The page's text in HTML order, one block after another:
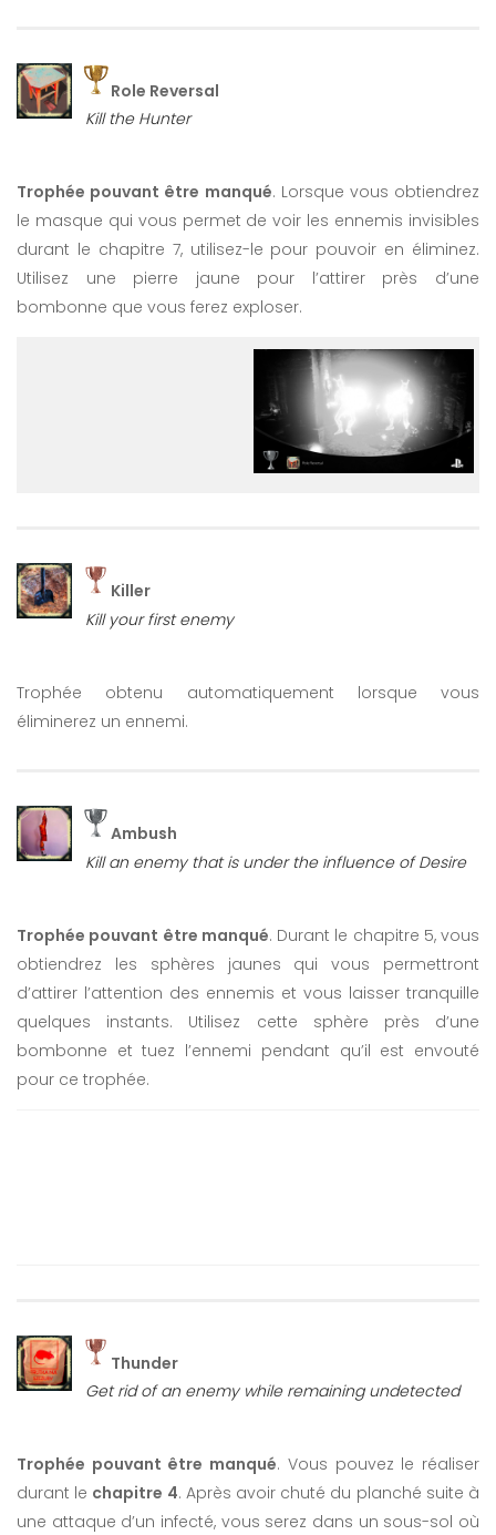
Role Reversal
Kill the Hunter
Trophée pouvant être manqué. Lorsque vous obtiendrez
le masque qui vous permet de voir les ennemis invisibles
durant le chapitre 7, utilisez-le pour pouvoir en éliminez.
Utilisez une pierre jaune pour l’attirer près d’une
bombonne que vous ferez exploser.
Killer
Kill your first enemy
Trophée obtenu automatiquement lorsque vous
éliminerez un ennemi.
Ambush
Kill an enemy that is under the influence of Desire
Trophée pouvant être manqué. Durant le chapitre 5, vous
obtiendrez les sphères jaunes qui vous permettront
d’attirer l’attention des ennemis et vous laisser tranquille
quelques instants. Utilisez cette sphère près d’une
bombonne et tuez l’ennemi pendant qu’il est envouté
pour ce trophée.
Thunder
Get rid of an enemy while remaining undetected
Trophée pouvant être manqué. Vous pouvez le réaliser
durant le chapitre 4. Après avoir chuté du planché suite à
une attaque d’un infecté, vous serez dans un sous-sol où